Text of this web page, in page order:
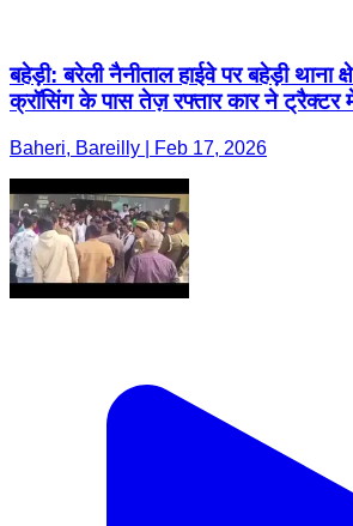
बहेड़ी: बरेली नैनीताल हाईवे पर बहेड़ी थाना
क्रॉसिंग के पास तेज़ रफ्तार कार ने ट्रैक्टर
Baheri, Bareilly | Feb 17, 2026